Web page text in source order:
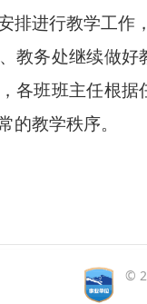
安排进行教学工作
、教务处继续做
，各班班主任根
的教学秩序。
©